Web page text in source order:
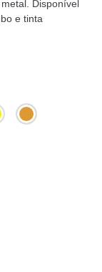
Disponível
e tinta